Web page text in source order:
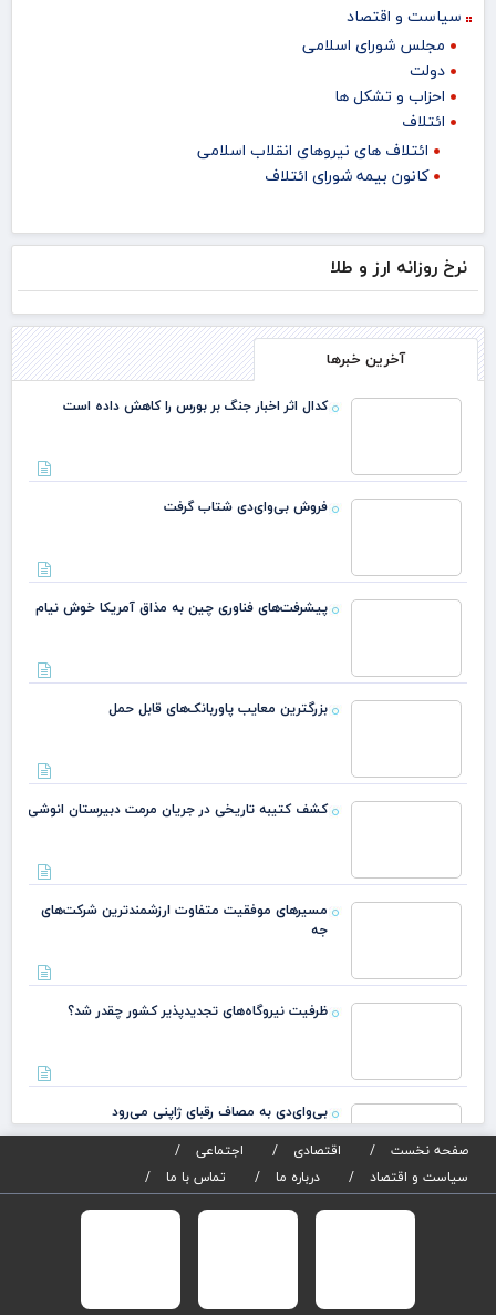
سیاست و اقتصاد
مجلس شورای اسلامی
دولت
احزاب و تشکل ها
ائتلاف
ائتلاف های نیروهای انقلاب اسلامی
کانون بیمه شورای ائتلاف
نرخ روزانه ارز و طلا
آخرین خبرها
کدال اثر اخبار جنگ بر بورس را کاهش داده است
فروش بی‌وای‌دی شتاب گرفت
پیشرفت‌های فناوری چین به مذاق آمریکا خوش نیام
بزرگترین معایب پاوربانک‌های قابل حمل
کشف کتیبه تاریخی در جریان مرمت دبیرستان انوشی
مسیرهای موفقیت متفاوت ارزشمندترین شرکت‌های
جه
ظرفیت نیروگاه‌های تجدیدپذیر کشور چقدر شد؟
بی‌وای‌دی به مصاف رقبای ژاپنی می‌رود
انتصاب معاونت اتکایی بیمه مرکزی جمهوری اسلامی
صفحه نخست اقتصادی
اجتماعی
سیاست و اقتصاد
درباره ما تماس با ما